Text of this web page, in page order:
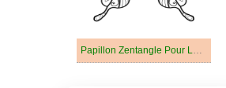
Papillon Zentangle Pour Les Enfants